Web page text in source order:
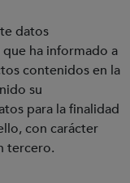
datos
ha informado a
contenidos en la
su
para la finalidad
con carácter
tercero.